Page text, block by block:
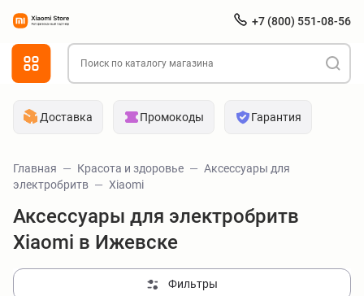
+7 (800) 551-08-56
Доставка Промокоды Гарантия
Главная Красота и здоровье
Аксессуары для
электробритв
Xiaomi
Аксессуары для электробритв
Xiaomi в Ижевске
Фильтры